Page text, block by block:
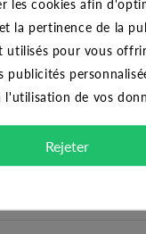
DIMENSIONS
la pertinence de la
utilisés pour vous
publicités
de vos
Rejeter